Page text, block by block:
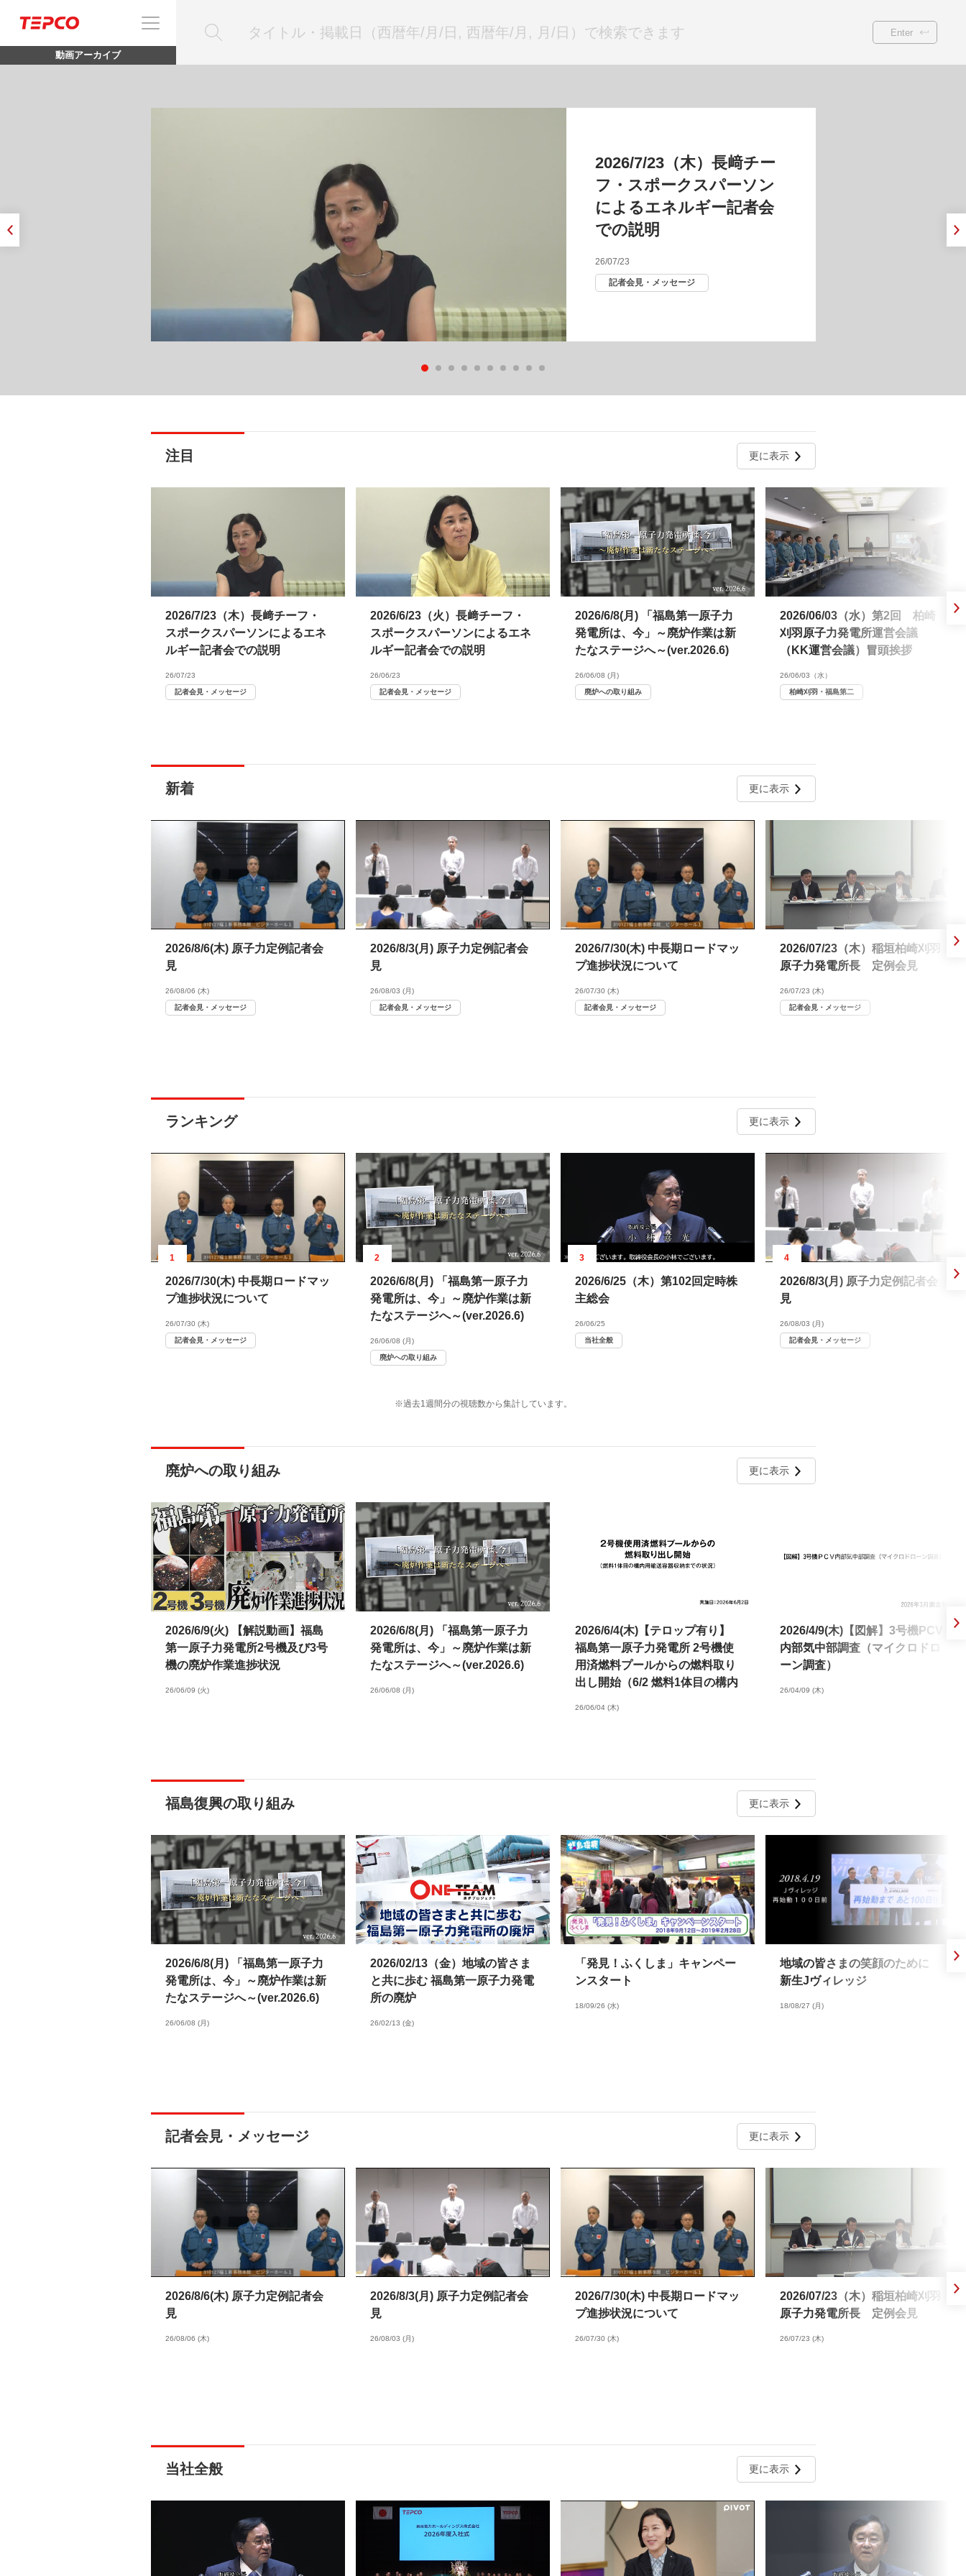
動画アーカイブ
Enter
2026/6/25（木）第102回定
時株主総会
26/06/25
当社全般
注目 更に表示
2026/7/23（木）長﨑チーフ・
スポークスパーソンによるエネ
ルギー記者会での説明
26/07/23
記者会見・メッセージ
2026/6/23（火）長﨑チーフ・
スポークスパーソンによるエネ
ルギー記者会での説明
26/06/23
記者会見・メッセージ
2026/6/8(月) 「福島第一原子力
発電所は、今」～廃炉作業は新
たなステージへ～(ver.2026.6)
26/06/08 (月)
廃炉への取り組み
2026/06/03（水）第2回 柏崎
刈羽原子力発電所運営会議
（KK運営会議）冒頭挨拶
26/06/03（水）
柏崎刈羽・福島第二
新着 更に表示
2026/8/6(木) 原子力定例記者会
見
26/08/06 (木)
記者会見・メッセージ
2026/8/3(月) 原子力定例記者会
見
26/08/03 (月)
記者会見・メッセージ
2026/7/30(木) 中長期ロードマッ
プ進捗状況について
26/07/30 (木)
記者会見・メッセージ
2026/07/23（木）稲垣柏崎刈羽
原子力発電所長 定例会見
26/07/23 (木)
記者会見・メッセージ
ランキング 更に表示
1
2026/7/30(木) 中長期ロードマッ
プ進捗状況について
26/07/30 (木)
記者会見・メッセージ
2
2026/6/8(月) 「福島第一原子力
発電所は、今」～廃炉作業は新
たなステージへ～(ver.2026.6)
26/06/08 (月)
廃炉への取り組み
3
2026/6/25（木）第102回定時株
主総会
26/06/25
当社全般
4
2026/8/3(月) 原子力定例記者会
見
26/08/03 (月)
記者会見・メッセージ
※過去1週間分の視聴数から集計しています。
廃炉への取り組み 更に表示
2026/6/9(火) 【解説動画】福島
第一原子力発電所2号機及び3号
機の廃炉作業進捗状況
26/06/09 (火)
2026/6/8(月) 「福島第一原子力
発電所は、今」～廃炉作業は新
たなステージへ～(ver.2026.6)
26/06/08 (月)
2026/6/4(木)【テロップ有り】
福島第一原子力発電所 2号機使
用済燃料プールからの燃料取り
出し開始（6/2 燃料1体目の構内
26/06/04 (木)
2026/4/9(木)【図解】3号機PCV
内部気中部調査（マイクロドロ
ーン調査）
26/04/09 (木)
福島復興の取り組み 更に表示
2026/6/8(月) 「福島第一原子力
発電所は、今」～廃炉作業は新
たなステージへ～(ver.2026.6)
26/06/08 (月)
2026/02/13（金）地域の皆さま
と共に歩む 福島第一原子力発電
所の廃炉
26/02/13 (金)
「発見！ふくしま」キャンペー
ンスタート
18/09/26 (水)
地域の皆さまの笑顔のために
新生Jヴィレッジ
18/08/27 (月)
記者会見・メッセージ 更に表示
2026/8/6(木) 原子力定例記者会
見
26/08/06 (木)
2026/8/3(月) 原子力定例記者会
見
26/08/03 (月)
2026/7/30(木) 中長期ロードマッ
プ進捗状況について
26/07/30 (木)
2026/07/23（木）稲垣柏崎刈羽
原子力発電所長 定例会見
26/07/23 (木)
当社全般 更に表示